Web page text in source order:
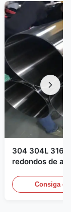
304 304L 316
redondos de
Consiga el